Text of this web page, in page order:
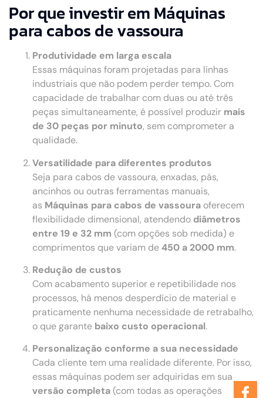
Por que investir em Máquinas
para cabos de vassoura
Produtividade em larga escala
Essas máquinas foram projetadas para linhas
industriais que não podem perder tempo. Com
capacidade de trabalhar com duas ou até três
peças simultaneamente, é possível produzir mais
de 30 peças por minuto, sem comprometer a
qualidade.
Versatilidade para diferentes produtos
Seja para cabos de vassoura, enxadas, pás,
ancinhos ou outras ferramentas manuais,
as Máquinas para cabos de vassoura oferecem
flexibilidade dimensional, atendendo diâmetros
entre 19 e 32 mm (com opções sob medida) e
comprimentos que variam de450 a 2000 mm.
Redução de custos
Com acabamento superior e repetibilidade nos
processos, há menos desperdício de material e
praticamente nenhuma necessidade de retrabalho,
o que garante baixo custo operacional.
Personalização conforme a sua necessidade
Cada cliente tem uma realidade diferente. Por isso,
essas máquinas podem ser adquiridas em sua
versão completa (com todas as operações